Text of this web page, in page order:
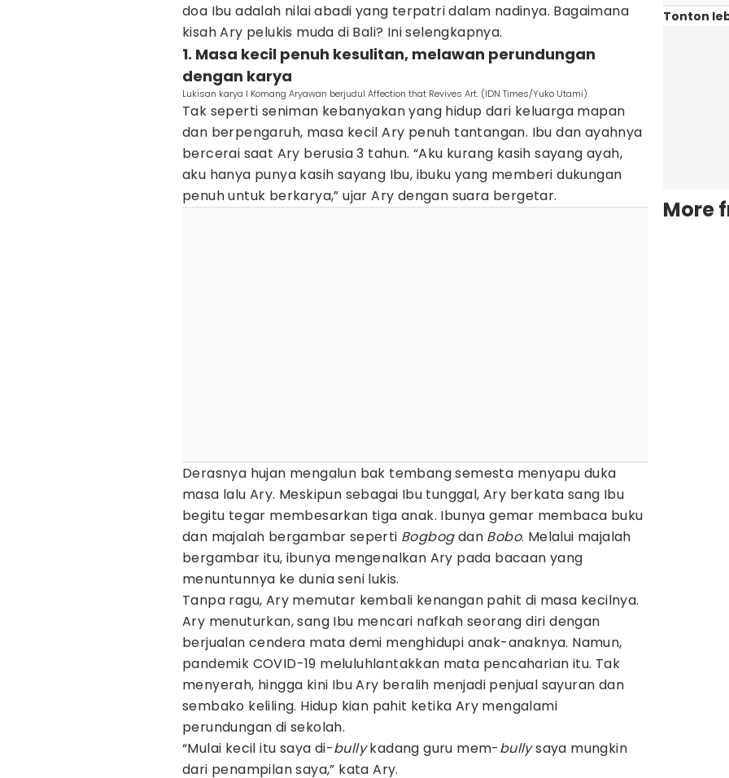
doa Ibu adalah nilai abadi yang terpatri dalam nadinya. Bagaimana
kisah Ary pelukis muda di Bali? Ini selengkapnya.
1. Masa kecil penuh kesulitan, melawan perundungan
dengan karya
Lukisan karya I Komang Aryawan berjudul Affection that Revives Art. (IDN Times/Yuko Utami)
Tak seperti seniman kebanyakan yang hidup dari keluarga mapan
dan berpengaruh, masa kecil Ary penuh tantangan. Ibu dan ayahnya
bercerai saat Ary berusia 3 tahun. “Aku kurang kasih sayang ayah,
aku hanya punya kasih sayang Ibu, ibuku yang memberi dukungan
penuh untuk berkarya,” ujar Ary dengan suara bergetar.
Derasnya hujan mengalun bak tembang semesta menyapu duka
masa lalu Ary. Meskipun sebagai Ibu tunggal, Ary berkata sang Ibu
begitu tegar membesarkan tiga anak. Ibunya gemar membaca buku
dan majalah bergambar seperti Bogbogdan Bobo. Melalui majalah
bergambar itu, ibunya mengenalkan Ary pada bacaan yang
menuntunnya ke dunia seni lukis.
Tanpa ragu, Ary memutar kembali kenangan pahit di masa kecilnya.
Ary menuturkan, sang Ibu mencari nafkah seorang diri dengan
berjualan cendera mata demi menghidupi anak-anaknya. Namun,
pandemik COVID-19 meluluhlantakkan mata pencaharian itu. Tak
menyerah, hingga kini Ibu Ary beralih menjadi penjual sayuran dan
sembako keliling. Hidup kian pahit ketika Ary mengalami
perundungan di sekolah.
“Mulai kecil itu saya di-bullykadang guru mem-bullysaya mungkin
dari penampilan saya,” kata Ary.
Tonton
More